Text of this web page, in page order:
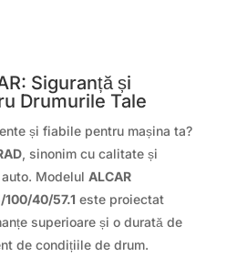
Siguranță și
Drumurile Tale
și fiabile pentru mașina ta?
, sinonim cu calitate și
Modelul ALCAR
100/40/57.1 este proiectat
superioare și o durată de
de condițiile de drum.